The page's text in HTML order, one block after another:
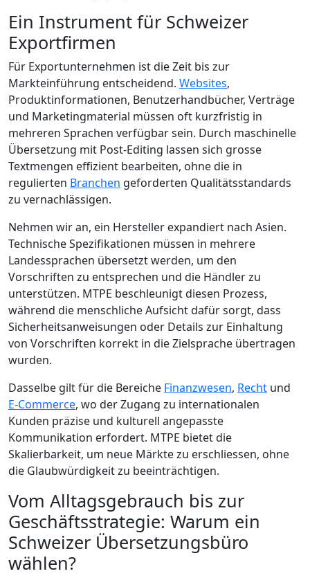
Ein Instrument für Schweizer
Exportfirmen
Für Exportunternehmen ist die Zeit bis zur
Markteinführung entscheidend. Websites,
Produktinformationen, Benutzerhandbücher, Verträge
und Marketingmaterial müssen oft kurzfristig in
mehreren Sprachen verfügbar sein. Durch maschinelle
Übersetzung mit Post-Editing lassen sich grosse
Textmengen effizient bearbeiten, ohne die in
regulierten Branchen geforderten Qualitätsstandards
zu vernachlässigen.
Nehmen wir an, ein Hersteller expandiert nach Asien.
Technische Spezifikationen müssen in mehrere
Landessprachen übersetzt werden, um den
Vorschriften zu entsprechen und die Händler zu
unterstützen. MTPE beschleunigt diesen Prozess,
während die menschliche Aufsicht dafür sorgt, dass
Sicherheitsanweisungen oder Details zur Einhaltung
von Vorschriften korrekt in die Zielsprache übertragen
wurden.
Dasselbe gilt für die Bereiche Finanzwesen, Recht und
E-Commerce, wo der Zugang zu internationalen
Kunden präzise und kulturell angepasste
Kommunikation erfordert. MTPE bietet die
Skalierbarkeit, um neue Märkte zu erschliessen, ohne
die Glaubwürdigkeit zu beeinträchtigen.
Vom Alltagsgebrauch bis zur
Geschäftsstrategie: Warum ein
Schweizer Übersetzungsbüro
wählen?